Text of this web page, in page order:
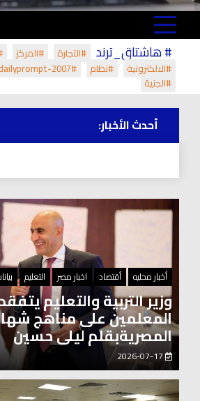
# هاشتاق_ترند #التجارة #المركز
#الالكترونية
#نظام #dailyprompt-2007
#الجنية
أحدث الأخبار:
أخبار محليه أقتصاد اخبار مصر التعليم
وزير التربية والتعليم
المعلمين على مناهج
المصريةبقلم ليلى حسين